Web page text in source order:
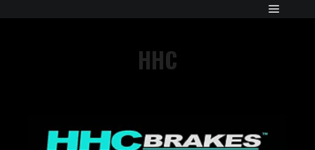
HHC